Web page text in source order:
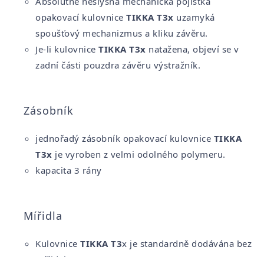
opakovací kulovnice TIKKA T3x uzamyká
spoušťový mechanizmus a kliku závěru.
Je-li kulovnice TIKKA T3x natažena, objeví se v
zadní části pouzdra závěru výstražník.
Zásobník
jednořadý zásobník opakovací kulovnice TIKKA
T3x je vyroben z velmi odolného polymeru.
kapacita 3 rány
Mířidla
Kulovnice TIKKA T3x je standardně dodávána bez